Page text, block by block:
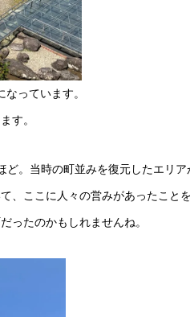
っています。
す。
。当時の町並みを復元したエリ
、ここに人々の営みがあったこと
ったのかもしれませんね。